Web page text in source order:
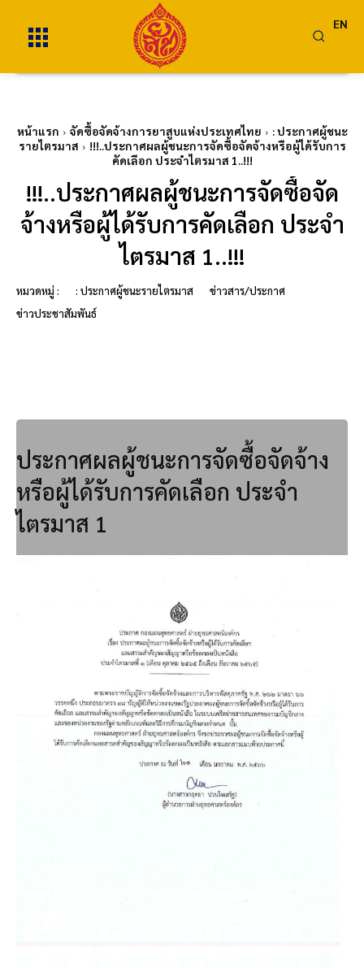
EN
หน้าแรก จัดซื้อจัดจ้างการยาสูบแห่งประเทศไทย
: ประกาศผู้ชนะ
รายไตรมาส
!!!..ประกาศผลผู้ชนะการจัดซื้อจัดจ้างหรือผู้ได้รับการ
คัดเลือก ประจำไตรมาส 1..!!!
!!!..ประกาศผลผู้ชนะการจัดซื้อจัด
จ้างหรือผู้ได้รับการคัดเลือก ประจำ
ไตรมาส 1..!!!
หมวดหมู่ : : ประกาศผู้ชนะรายไตรมาส
ข่าวสาร/ประกาศ
ข่าวประชาสัมพันธ์
ประกาศผลผู้ชนะการจัดซื้อจัดจ้าง
หรือผู้ได้รับการคัดเลือก ประจำ
ไตรมาส 1